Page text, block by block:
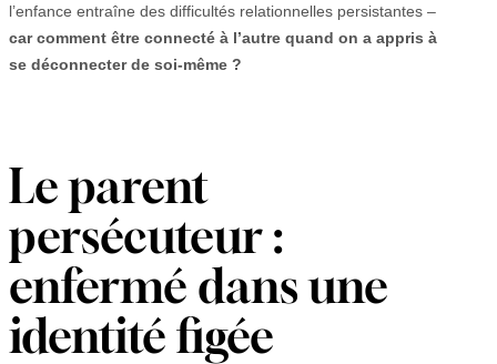
l’enfance entraîne des difficultés relationnelles persistantes –
car comment être connecté à l’autre quand on a appris à
se déconnecter de soi-même ?
Le parent
persécuteur :
enfermé dans une
identité figée